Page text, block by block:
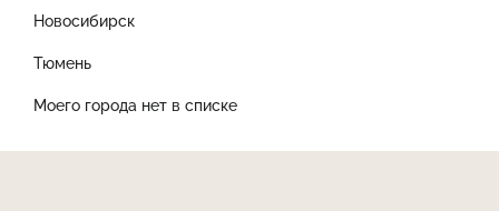
Новосибирск
Тюмень
Моего города нет в списке